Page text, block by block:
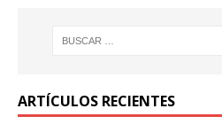
ARTÍCULOS RECIENTES